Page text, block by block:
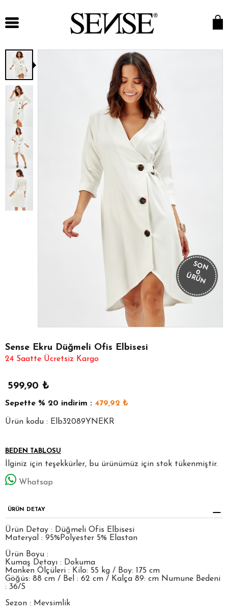
SON
0
ÜRÜN
Sense Ekru Düğmeli Ofis Elbisesi
24 Saatte Ücretsiz Kargo
599,90 ₺
Sepette % 20 indirim : 479,92 ₺
Ürün kodu : Elb32089YNEKR
BEDEN TABLOSU
İlginiz için teşekkürler, bu ürünümüz için stok tükenmiştir.
Whatsap
ÜRÜN DETAY
Ürün Detay : Düğmeli Ofis Elbisesi
Materyal : 95%Polyester 5% Elastan
Ürün Boyu :
Kumaş Detayı : Dokuma
Manken Ölçüleri : Kilo: 55 kg / Boy: 175 cm
Göğüs: 88 cm / Bel : 62 cm / Kalça 89: cm Numune Bedeni
: 36/S
Sezon : Mevsimlik